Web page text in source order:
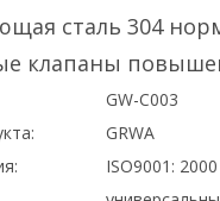
сталь 304
клапаны
GW-C003
GRWA
ISO9001: